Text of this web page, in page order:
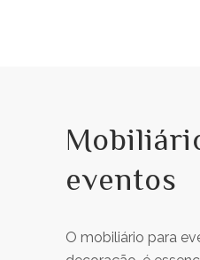
eventos
O mobiliário para